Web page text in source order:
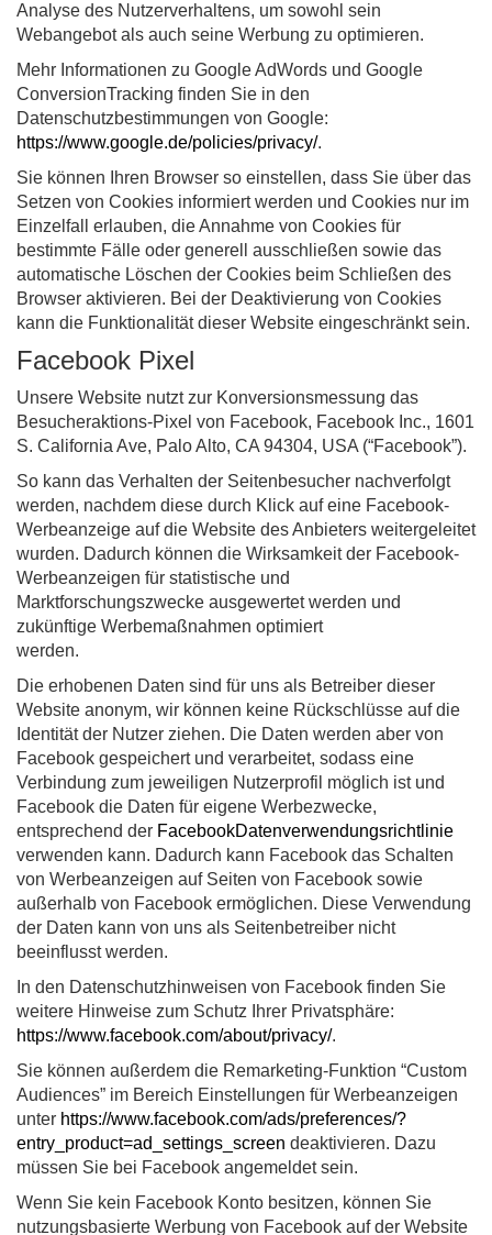
Analyse des Nutzerverhaltens, um sowohl sein
Webangebot als auch seine Werbung zu optimieren.
Mehr Informationen zu Google AdWords und Google
ConversionTracking finden Sie in den
Datenschutzbestimmungen von Google:
https://www.google.de/policies/privacy/.
Sie können Ihren Browser so einstellen, dass Sie über das
Setzen von Cookies informiert werden und Cookies nur im
Einzelfall erlauben, die Annahme von Cookies für
bestimmte Fälle oder generell ausschließen sowie das
automatische Löschen der Cookies beim Schließen des
Browser aktivieren. Bei der Deaktivierung von Cookies
kann die Funktionalität dieser Website eingeschränkt sein.
Facebook Pixel
Unsere Website nutzt zur Konversionsmessung das
Besucheraktions-Pixel von Facebook, Facebook Inc., 1601
S. California Ave, Palo Alto, CA 94304, USA (“Facebook”).
So kann das Verhalten der Seitenbesucher nachverfolgt
werden, nachdem diese durch Klick auf eine Facebook-
Werbeanzeige auf die Website des Anbieters weitergeleitet
wurden. Dadurch können die Wirksamkeit der Facebook-
Werbeanzeigen für statistische und
Marktforschungszwecke ausgewertet werden und
zukünftige Werbemaßnahmen optimiert
werden.
Die erhobenen Daten sind für uns als Betreiber dieser
Website anonym, wir können keine Rückschlüsse auf die
Identität der Nutzer ziehen. Die Daten werden aber von
Facebook gespeichert und verarbeitet, sodass eine
Verbindung zum jeweiligen Nutzerprofil möglich ist und
Facebook die Daten für eigene Werbezwecke,
entsprechend der FacebookDatenverwendungsrichtlinie
verwenden kann. Dadurch kann Facebook das Schalten
von Werbeanzeigen auf Seiten von Facebook sowie
außerhalb von Facebook ermöglichen. Diese Verwendung
der Daten kann von uns als Seitenbetreiber nicht
beeinflusst werden.
In den Datenschutzhinweisen von Facebook finden Sie
weitere Hinweise zum Schutz Ihrer Privatsphäre:
https://www.facebook.com/about/privacy/.
Sie können außerdem die Remarketing-Funktion “Custom
Audiences” im Bereich Einstellungen für Werbeanzeigen
unter https://www.facebook.com/ads/preferences/?
entry_product=ad_settings_screen deaktivieren. Dazu
müssen Sie bei Facebook angemeldet sein.
Wenn Sie kein Facebook Konto besitzen, können Sie
nutzungsbasierte Werbung von Facebook auf der Website